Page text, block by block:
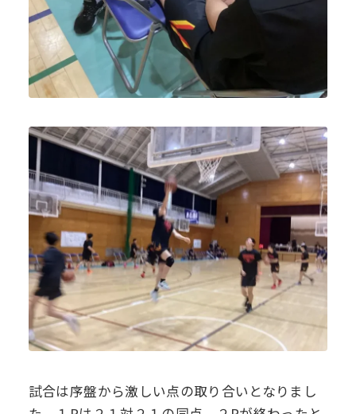
試合は序盤から激しい点の取り合いとなりまし